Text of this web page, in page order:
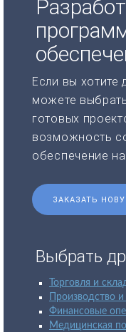
Если вы хотите
можете
готовых
возможность
обеспечение на
ЗАКАЗАТЬ
Выбрать
Торговля и
Производство
Финансовые
Медицинская